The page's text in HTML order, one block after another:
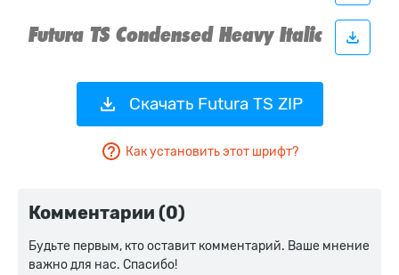
Скачать Futura TS ZIP
Как установить этот шрифт?
Комментарии (0)
Будьте первым, кто оставит комментарий. Ваше мнение
важно для нас. Спасибо!